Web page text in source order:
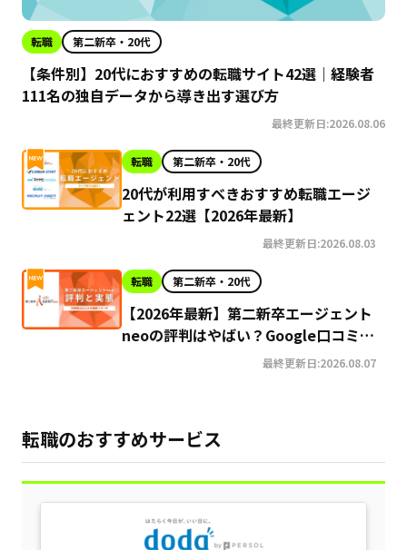
転職 第二新卒・20代
【条件別】20代におすすめの転職サイト42選｜経験者
111名の独自データから導き出す選び方
最終更新日:2026.08.06
転職 第二新卒・20代
20代が利用すべきおすすめ転職エージ
ェント22選【2026年最新】
最終更新日:2026.08.03
転職 第二新卒・20代
【2026年最新】第二新卒エージェント
neoの評判はやばい？Google口コミ高
評価の真実と利用の注意点を徹底解説
最終更新日:2026.08.07
転職のおすすめサービス